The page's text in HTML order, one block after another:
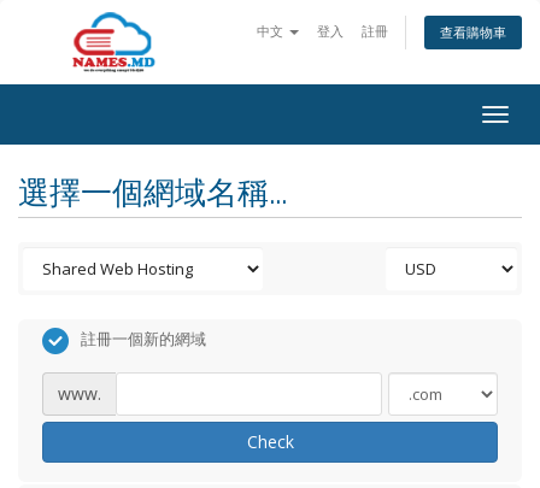
中文 登入 註冊 查看購物車
選擇一個網域名稱...
註冊一個新的網域
www.
Check